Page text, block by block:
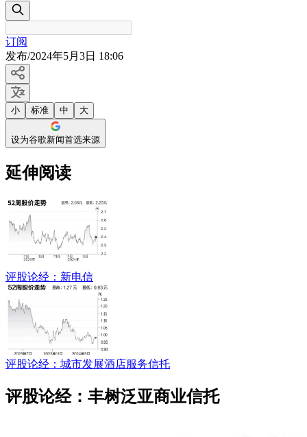
订阅
发布/2024年5月3日 18:06
小 标准 中 大
设为谷歌新闻首选来源
延伸阅读
评股论经：新电信
评股论经：城市发展酒店服务信托
评股论经：丰树泛亚商业信托